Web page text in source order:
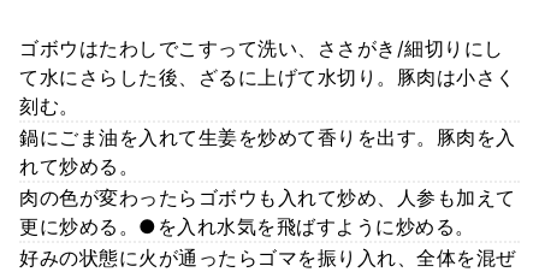
ゴボウはたわしでこすって洗い、ささがき/細切りにし
て水にさらした後、ざるに上げて水切り。豚肉は小さく
刻む。
鍋にごま油を入れて生姜を炒めて香りを出す。豚肉を入
れて炒める。
肉の色が変わったらゴボウも入れて炒め、人参も加えて
更に炒める。●を入れ水気を飛ばすように炒める。
好みの状態に火が通ったらゴマを振り入れ、全体を混ぜ